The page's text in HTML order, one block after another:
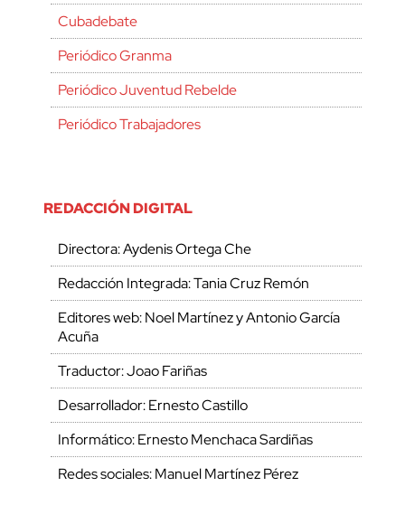
Cubadebate
Periódico Granma
Periódico Juventud Rebelde
Periódico Trabajadores
REDACCIÓN DIGITAL
Directora: Aydenis Ortega Che
Redacción Integrada: Tania Cruz Remón
Editores web: Noel Martínez y Antonio García
Acuña
Traductor: Joao Fariñas
Desarrollador: Ernesto Castillo
Informático: Ernesto Menchaca Sardiñas
Redes sociales: Manuel Martínez Pérez